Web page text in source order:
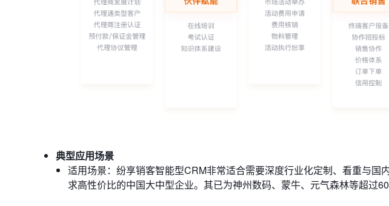
典型应用场景
适用场景：纷享销客智能型CRM非常适合需要深度行业化定制、看重与国
求高性价比的中国大中型企业。其已为神州数码、蒙牛、元气森林等超过